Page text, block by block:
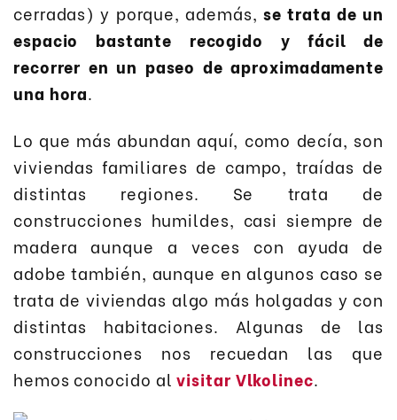
cerradas) y porque, además,se trata de un
espacio bastante recogido y fácil de
recorrer en un paseo de aproximadamente
una hora.
Lo que más abundan aquí, como decía, son
viviendas familiares de campo, traídas de
distintas regiones. Se trata de
construcciones humildes, casi siempre de
madera aunque a veces con ayuda de
adobe también, aunque en algunos caso se
trata de viviendas algo más holgadas y con
distintas habitaciones. Algunas de las
construcciones nos recuedan las que
hemos conocido alvisitar Vlkolinec.